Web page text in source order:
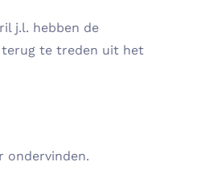
j.l. hebben de
terug te treden uit het
ondervinden.